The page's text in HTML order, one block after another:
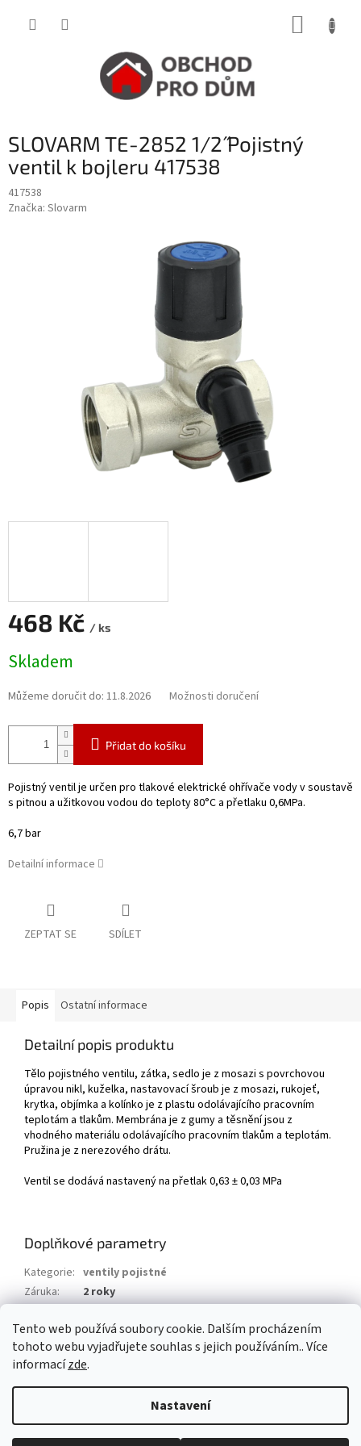
Tento web používá soubory cookie. Dalším procházením
tohoto webu vyjadřujete souhlas s jejich používáním.. Více
informacízde.
Nastavení
SLOVARM TE-2852 1/2˝ Pojistný
ventil k bojleru 417538
417538
Značka: Slovarm
468 Kč / ks
cena:
Skladem
Můžeme doručit do: 11.8.2026 Možnosti doručení
Přidat do košíku
Pojistný ventil je určen pro tlakové elektrické ohřívače vody v soustavě
s pitnou a užitkovou vodou do teploty 80°C a přetlaku 0,6MPa.
6,7 bar
Detailní informace
ZEPTAT SE SDÍLET
Popis Ostatní informace
Detailní popis produktu
Tělo pojistného ventilu, zátka, sedlo je z mosazi s povrchovou
úpravou nikl, kuželka, nastavovací šroub je z mosazi, rukojeť,
krytka, objímka a kolínko je z plastu odolávajícího pracovním
teplotám a tlakům. Membrána je z gumy a těsnění jsou z
vhodného materiálu odolávajícího pracovním tlakům a teplotám.
Pružina je z nerezového drátu.
Ventil se dodává nastavený na přetlak 0,63 ± 0,03 MPa
Doplňkové parametry
Kategorie: ventily pojistné
Záruka:
2 roky
EAN: 8585031024772
Vytvořil Shoptet